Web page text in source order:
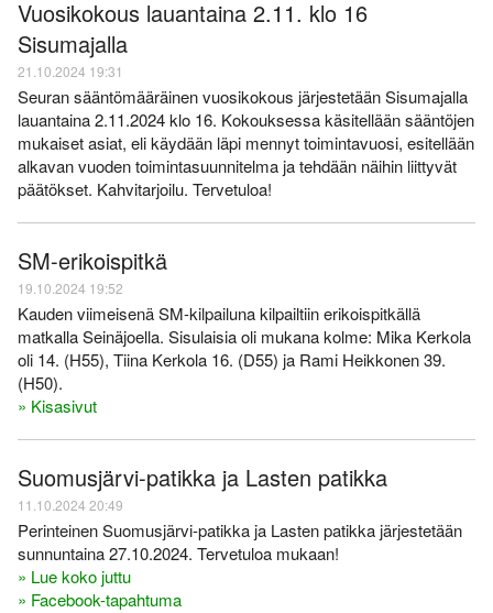
Vuosikokous lauantaina 2.11. klo 16
Sisumajalla
21.10.2024 19:31
Seuran sääntömääräinen vuosikokous järjestetään Sisumajalla
lauantaina 2.11.2024 klo 16. Kokouksessa käsitellään sääntöjen
mukaiset asiat, eli käydään läpi mennyt toimintavuosi, esitellään
alkavan vuoden toimintasuunnitelma ja tehdään näihin liittyvät
päätökset. Kahvitarjoilu. Tervetuloa!
SM-erikoispitkä
19.10.2024 19:52
Kauden viimeisenä SM-kilpailuna kilpailtiin erikoispitkällä
matkalla Seinäjoella. Sisulaisia oli mukana kolme: Mika Kerkola
oli 14. (H55), Tiina Kerkola 16. (D55) ja Rami Heikkonen 39.
(H50).
» Kisasivut
Suomusjärvi-patikka ja Lasten patikka
11.10.2024 20:49
Perinteinen Suomusjärvi-patikka ja Lasten patikka järjestetään
sunnuntaina 27.10.2024. Tervetuloa mukaan!
» Lue koko juttu
» Facebook-tapahtuma